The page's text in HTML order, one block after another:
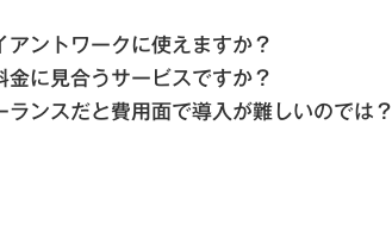
ントワークに使えますか？
に見合うサービスですか？
ンスだと費用面で導入が難しいのでは？